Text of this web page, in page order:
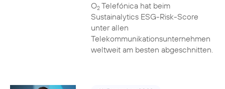
O2Telefónica hat beim
Sustainalytics ESG-Risk-Score
unter allen
Telekommunikationsunternehmen
weltweit am besten abgeschnitten.